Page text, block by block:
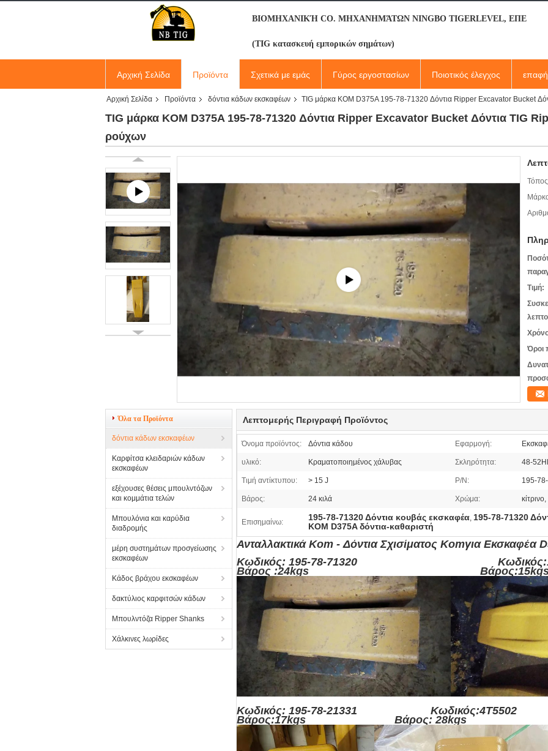
ΒΙΟΜΗΧΑΝΙΚΉ CO. ΜΗΧΑΝΗΜΆΤΩΝ NINGBO TIGERLEVEL, ΕΠΕ
(TIG κατασκευή εμπορικών σημάτων)
Αρχική Σελίδα Προϊόντα Σχετικά με εμάς Γύρος εργοστασίων Ποιοτικός έλεγχος επαφή
Αρχική Σελίδα Προϊόντα δόντια κάδων εκσκαφέων TIG μάρκα KOM D375A 195-78-71320 Δόντια Ripper Excavator Bucket
TIG μάρκα KOM D375A 195-78-71320 Δόντια Ripper Excavator Bucket Δόντια TIG
ρούχων
Τιμή:
Όροι
Όλα τα Προϊόντα
δόντια κάδων εκσκαφέων
Καρφίτσα κλειδαριών κάδων
εκσκαφέων
εξέχουσες θέσεις μπουλντόζων
και κομμάτια τελών
Μπουλόνια και καρύδια
διαδρομής
μέρη συστημάτων προσγείωσης
εκσκαφέων
Κάδος βράχου εκσκαφέων
δακτύλιος καρφιτσών κάδων
Μπουλντόζα Ripper Shanks
Χάλκινες λωρίδες
Λεπτομερής Περιγραφή Προϊόντος
Όνομα προϊόντος: Δόντια κάδου Εφαρμογή:
υλικό: Κραματοποιημένος χάλυβας Σκληρότητα: 48-
Τιμή αντίκτυπου: > 15 J P/N: 195-
Βάρος: 24 κιλά Χρώμα:
Επισημαίνω: 195-78-71320 Δόντια κουβάς εκσκαφέα, 195-78-71320
KOM D375A δόντια-καθαριστή
Ανταλλακτικά Kom - Δόντια Σχισίματος Komγια Εκσκαφέα
Κωδικός: 195-78-71320 Κωδικός:175-
Βάρος :24kgs
Κωδικός: 195-78-21331 Κωδικός:4T5502
Βάρος:17kgs Βάρος: 28kgs